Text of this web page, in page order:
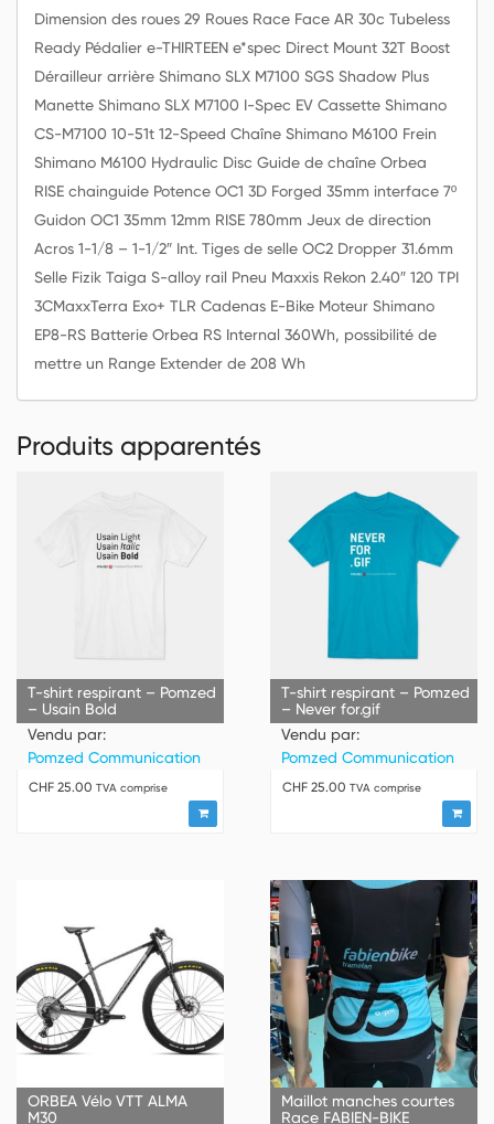
Dimension des roues 29 Roues Race Face AR 30c Tubeless
Ready Pédalier e-THIRTEEN e*spec Direct Mount 32T Boost
Dérailleur arrière Shimano SLX M7100 SGS Shadow Plus
Manette Shimano SLX M7100 I-Spec EV Cassette Shimano
CS-M7100 10-51t 12-Speed Chaîne Shimano M6100 Frein
Shimano M6100 Hydraulic Disc Guide de chaîne Orbea
RISE chainguide Potence OC1 3D Forged 35mm interface 7º
Guidon OC1 35mm 12mm RISE 780mm Jeux de direction
Acros 1-1/8 – 1-1/2″ Int. Tiges de selle OC2 Dropper 31.6mm
Selle Fizik Taiga S-alloy rail Pneu Maxxis Rekon 2.40″ 120 TPI
3CMaxxTerra Exo+ TLR Cadenas E-Bike Moteur Shimano
EP8-RS Batterie Orbea RS Internal 360Wh, possibilité de
mettre un Range Extender de 208 Wh
Produits apparentés
T-shirt respirant – Pomzed
– Usain Bold
Vendu par:
Pomzed Communication
CHF 25.00 TVA comprise
T-shirt respirant – Pomzed
– Never for.gif
Vendu par:
Pomzed Communication
CHF 25.00 TVA comprise
ORBEA Vélo VTT ALMA
M30
Maillot manches courtes
Race FABIEN-BIKE